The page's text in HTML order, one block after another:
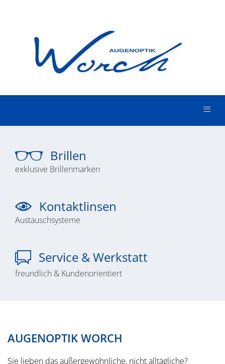
≡
Brillen
exklusive Brillenmarken
Kontaktlinsen
Austauschsysteme
Service & Werkstatt
freundlich & Kundenorientiert
AUGENOPTIK WORCH
Sie lieben das außergewöhnliche, nicht alltägliche?